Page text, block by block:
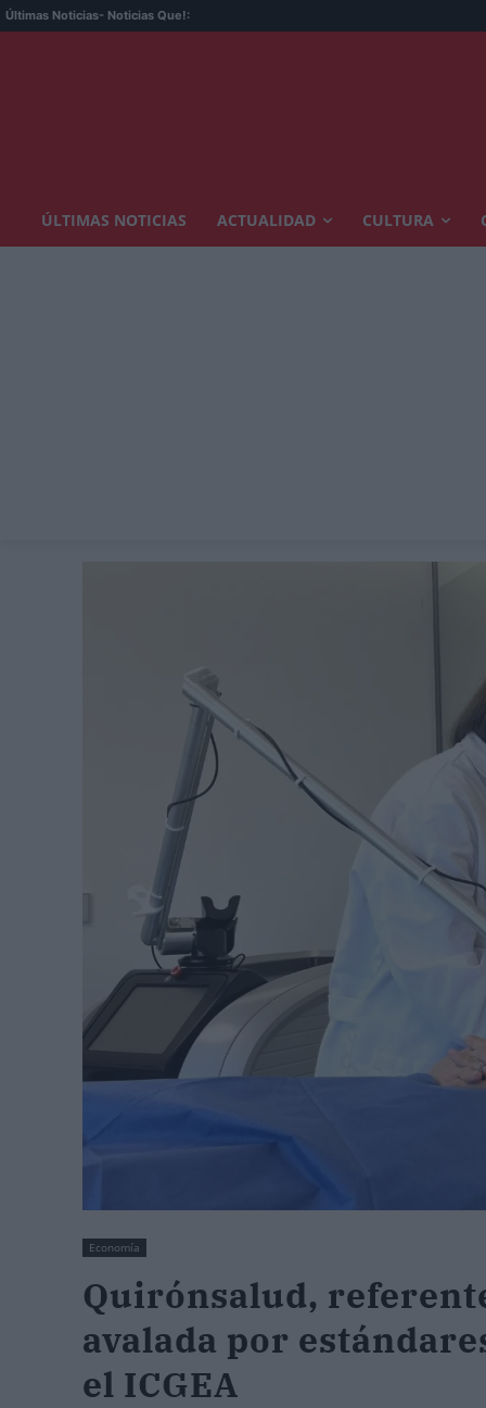
Últimas Noticias- Noticias Que!:
ÚLTIMAS NOTICIAS ACTUALIDAD CULTURA
Economía
Quirónsalud,
avalada por
el ICGEA